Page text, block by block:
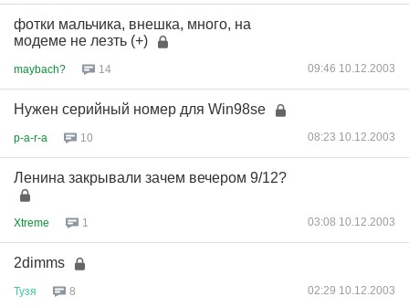
фотки мальчика, внешка, много, на
модеме не лезть (+)
maybach? 14 09:46 10.12.2003
Нужен серийный номер для Win98se
p-a-r-a 10 08:23 10.12.2003
Ленина закрывали зачем вечером 9/12?
Xtreme 1 03:08 10.12.2003
2dimms
Тузя 8 02:29 10.12.2003